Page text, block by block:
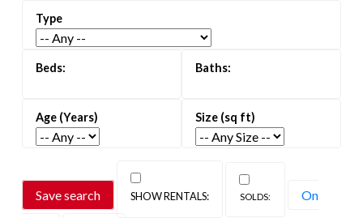
年皆展现迷人景致与休闲体验。夏季可划船与皮划
艇，冬季则化身为世界上最大的天然滑冰场。
Ottawa East 的 Main Street，探索独立精品店、
特色食品店、历史悠久的酒吧与时尚咖啡馆。
Commissioners Park 的绚丽花展，游览广阔的
Dominion Arboretum，或在遍布社区的公园与绿
Save search On